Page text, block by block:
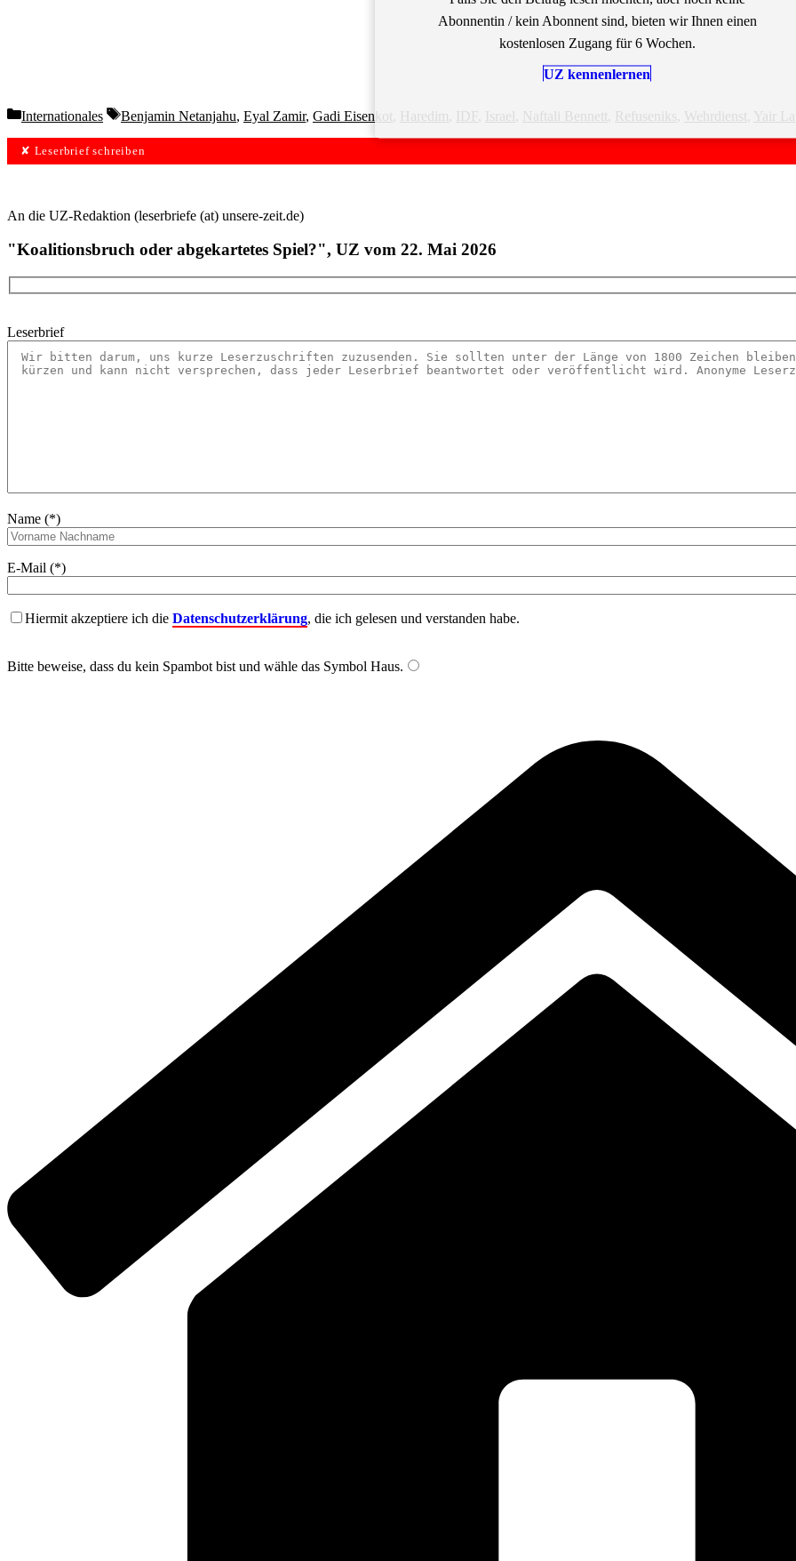
Abonnentin / kein Abonnent sind, bieten wir Ihnen einen
kostenlosen Zugang für 6 Wochen.
UZ kennenlernen
Categories
Internationales Tags
Benjamin Netanjahu, Eyal Zamir, Gadi Eisenkot Haredim IDF Israel Naftali Bennett Refuseniks Wehrdienst Yair
✘ Leserbrief schreiben
An die UZ-Redaktion (leserbriefe (at) unsere-zeit.de)
"Koalitionsbruch oder abgekartetes Spiel?", UZ vom 22. Mai 2026
Leserbrief
Name (*)
E-Mail (*)
Hiermit akzeptiere ich die Datenschutzerklärung, die ich gelesen und verstanden habe.
Bitte beweise, dass du kein Spambot bist und wähle das Symbol Haus.